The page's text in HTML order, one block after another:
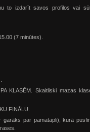
to izdarīt savos profilos vai
(7 minūtes).
KLASĒM. Skaitliski mazas
FINĀLU.
par pamatapli), kurā